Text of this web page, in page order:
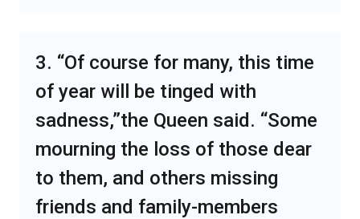
3. “Of course for many, this time
of year will be tinged with
sadness,”the Queen said. “Some
mourning the loss of those dear
to them, and others missing
friends and family-members